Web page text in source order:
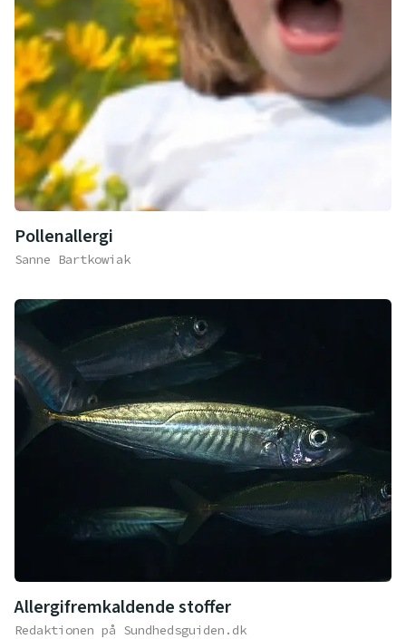
Pollenallergi
Sanne Bartkowiak
Allergifremkaldende stoffer
Redaktionen på Sundhedsguiden.dk